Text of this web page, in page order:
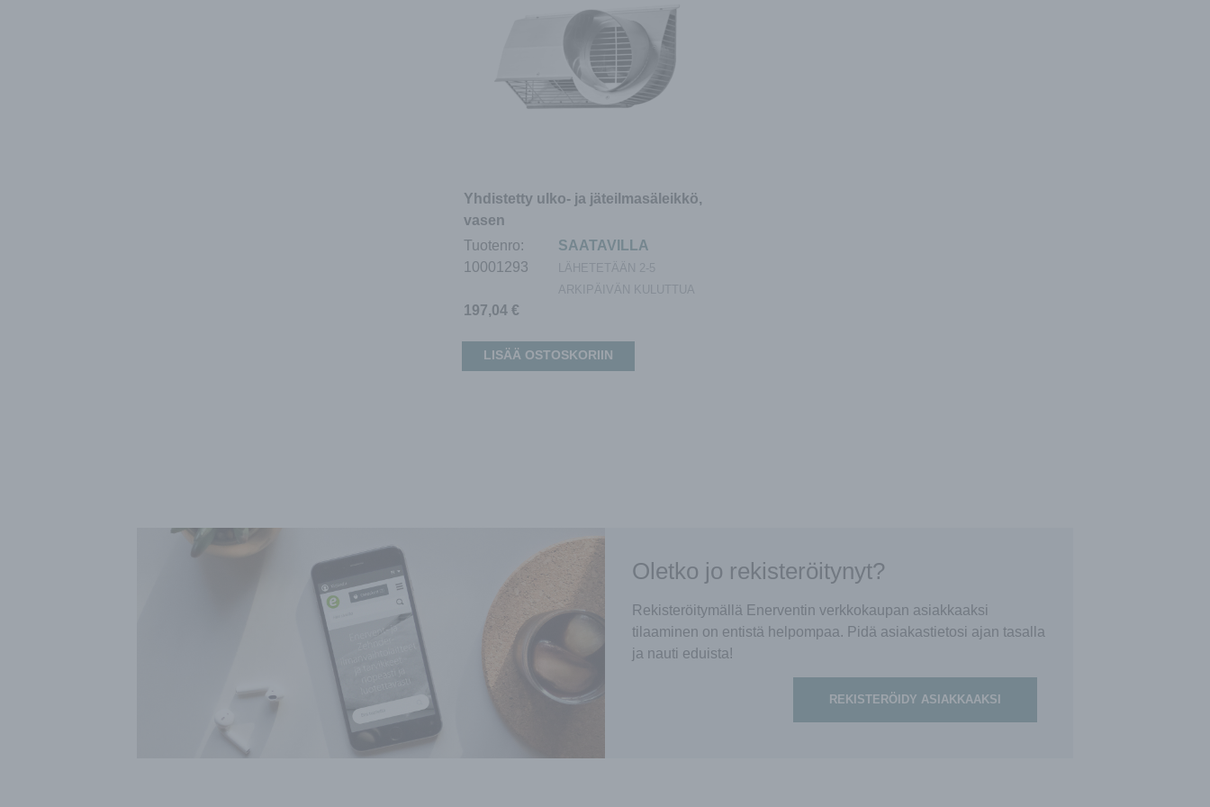
Yhdistetty ulko- ja jäteilmasäleikkö,
vasen
Tuotenro:
10001293
SAATAVILLA
LÄHETETÄÄN 2-5
ARKIPÄIVÄN KULUTTUA
197,04 €
LISÄÄ OSTOSKORIIN
Oletko jo rekisteröitynyt?
Rekisteröitymällä Enerventin verkkokaupan asiakkaaksi
tilaaminen on entistä helpompaa. Pidä asiakastietosi ajan tasalla
ja nauti eduista!
REKISTERÖIDY ASIAKKAAKSI